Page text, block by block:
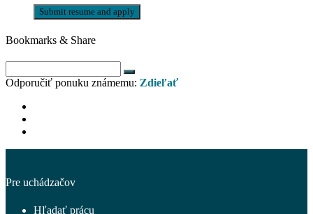
Bookmarks & Share
Odporučiť ponuku známemu: Zdieľať
Pre uchádzačov
Hľadať prácu